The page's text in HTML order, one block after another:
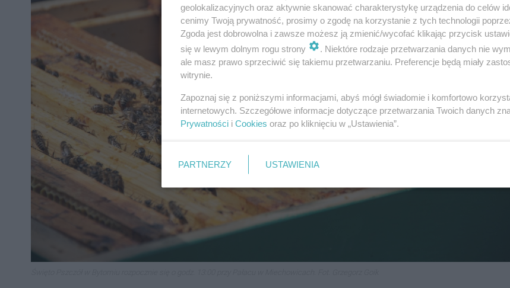
geolokalizacyjnych oraz aktywnie skanować charakterystykę urządzenia do celów
cenimy Twoją prywatność, prosimy o zgodę na korzystanie z tych technologii
Zgoda jest dobrowolna i zawsze możesz ją zmienić/wycofać klikając przycisk
się w lewym dolnym rogu strony
. Niektóre rodzaje przetwarzania danych nie
ale masz prawo sprzeciwić się takiemu przetwarzaniu. Preferencje będą miały
witrynie.
Zapoznaj się z poniższymi informacjami, abyś mógł świadomie i komfortowo
internetowych. Szczegółowe informacje dotyczące przetwarzania Twoich danych
Prywatności i Cookies oraz po kliknięciu w „Ustawienia”.
PARTNERZY USTAWIENIA